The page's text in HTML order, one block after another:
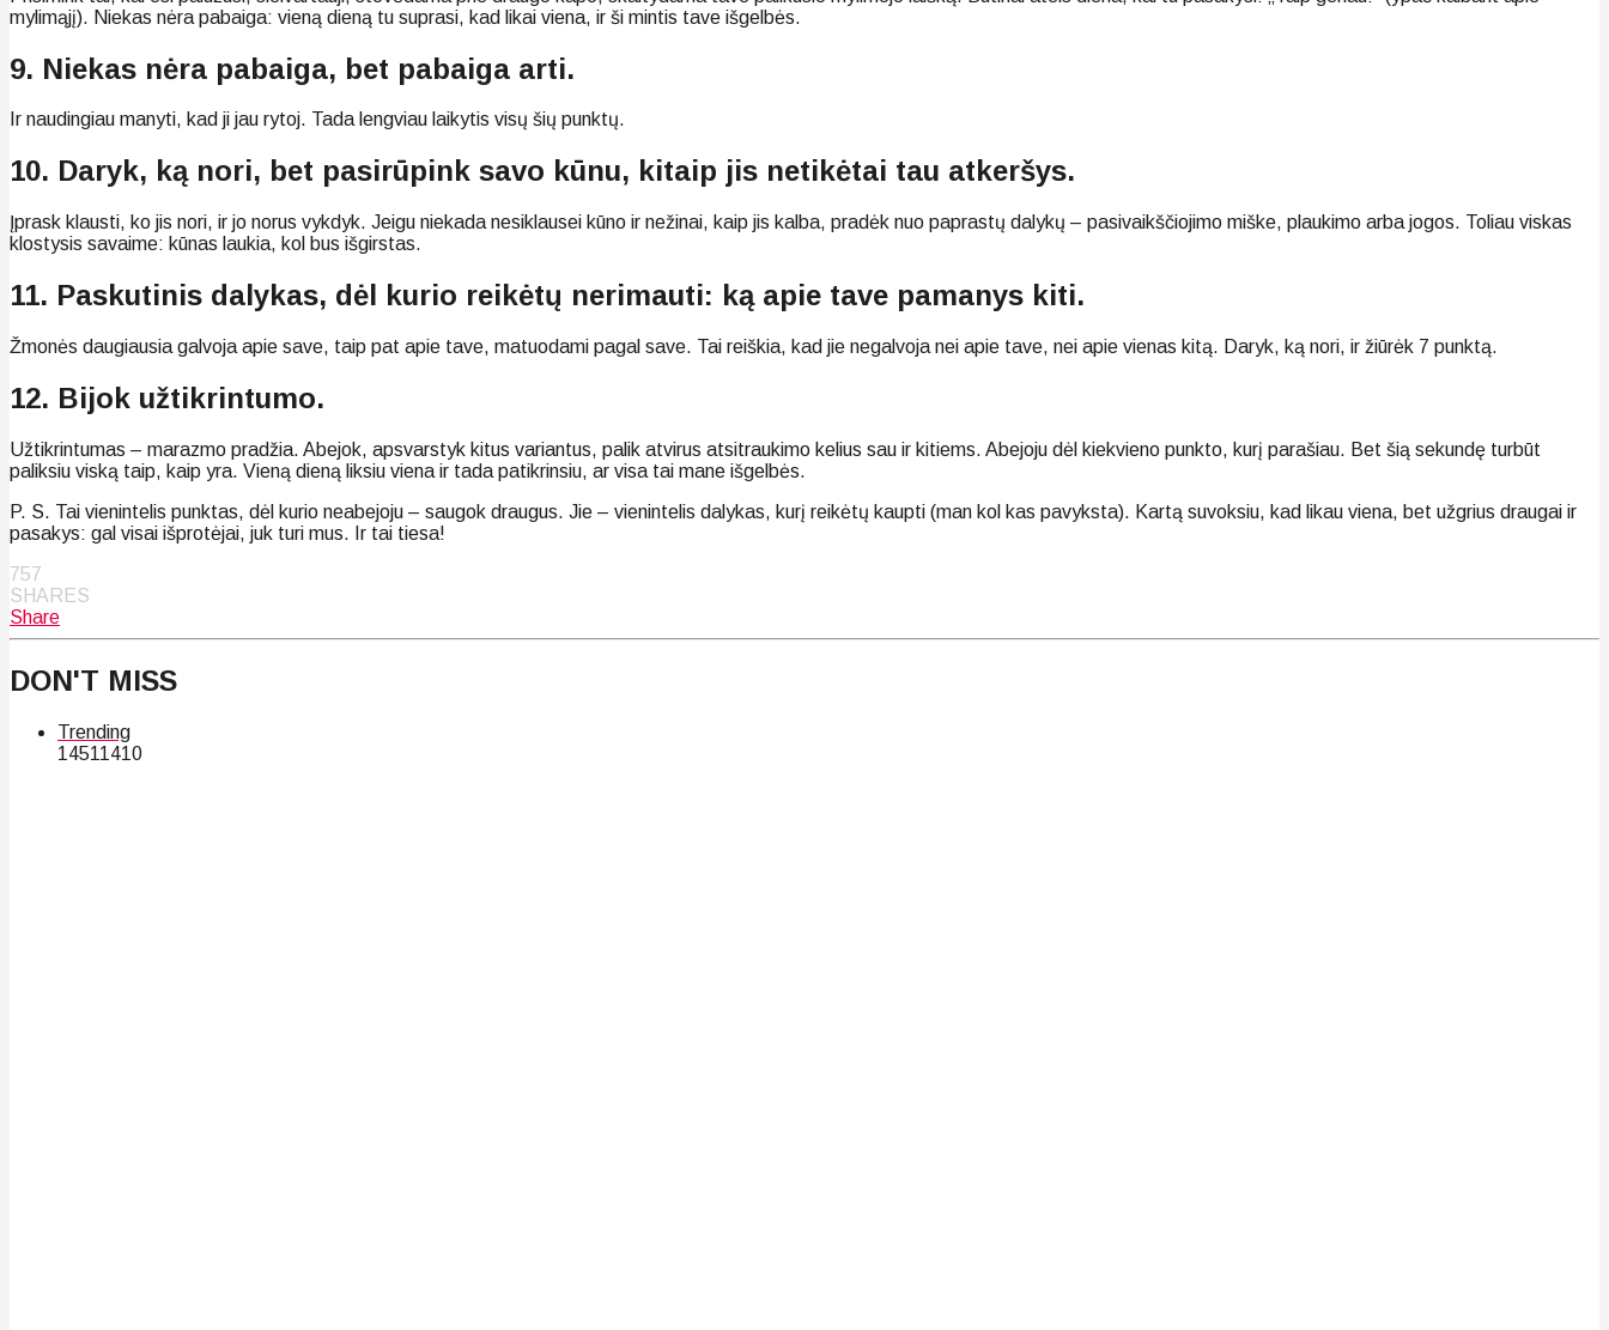
mylimąjį). Niekas nėra pabaiga: vieną dieną tu suprasi, kad likai viena, ir ši mintis tave išgelbės.
9. Niekas nėra pabaiga, bet pabaiga arti.
Ir naudingiau manyti, kad ji jau rytoj. Tada lengviau laikytis visų šių punktų.
10. Daryk, ką nori, bet pasirūpink savo kūnu, kitaip jis netikėtai tau atkeršys.
Įprask klausti, ko jis nori, ir jo norus vykdyk. Jeigu niekada nesiklausei kūno ir nežinai, kaip jis kalba, pradėk nuo paprastų dalykų – pasivaikščiojimo miške, plaukimo arba jogos. Toliau viskas
klostysis savaime: kūnas laukia, kol bus išgirstas.
11. Paskutinis dalykas, dėl kurio reikėtų nerimauti: ką apie tave pamanys kiti.
Žmonės daugiausia galvoja apie save, taip pat apie tave, matuodami pagal save. Tai reiškia, kad jie negalvoja nei apie tave, nei apie vienas kitą. Daryk, ką nori, ir žiūrėk 7 punktą.
12. Bijok užtikrintumo.
Užtikrintumas – marazmo pradžia. Abejok, apsvarstyk kitus variantus, palik atvirus atsitraukimo kelius sau ir kitiems. Abejoju dėl kiekvieno punkto, kurį parašiau. Bet šią sekundę turbūt
paliksiu viską taip, kaip yra. Vieną dieną liksiu viena ir tada patikrinsiu, ar visa tai mane išgelbės.
P. S. Tai vienintelis punktas, dėl kurio neabejoju – saugok draugus. Jie – vienintelis dalykas, kurį reikėtų kaupti (man kol kas pavyksta). Kartą suvoksiu, kad likau viena, bet užgrius draugai ir
pasakys: gal visai išprotėjai, juk turi mus. Ir tai tiesa!
757
SHARES
Share
DON'T MISS
Trending
14511410